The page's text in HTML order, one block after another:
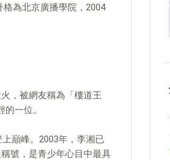
為北京廣播學院，2004
，被網友稱為「樓道王
一位。
巔峰。2003年，李湘已
號，是青少年心目中最具